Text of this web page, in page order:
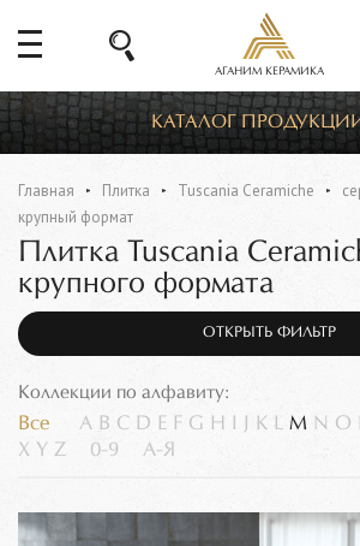
АГАНИМ КЕРАМИКА
КАТАЛОГ
Главная Плитка Tuscania Ceramiche
крупный формат
Плитка Tuscania
крупного формата
ОТКРЫТЬ ФИЛЬТР
Коллекции по алфавиту:
Все A B C D E F G H K L M N O
X Y Z 0-9 А-Я